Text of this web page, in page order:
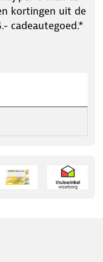
minder
of beginnende
kortingen uit de
cadeautegoed.*